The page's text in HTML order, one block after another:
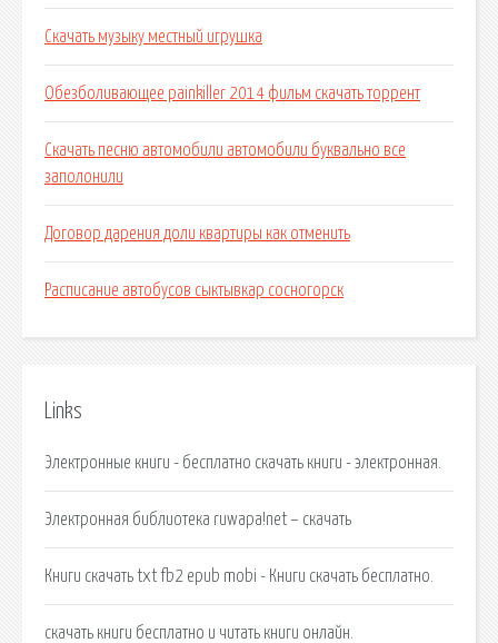
Скачать музыку местный игрушка
Обезболивающее painkiller 2014 фильм скачать торрент
Скачать песню автомобили автомобили буквально все
заполонили
Договор дарения доли квартиры как отменить
Расписание автобусов сыктывкар сосногорск
Links
Электронные книги - бесплатно скачать книги - электронная.
Электронная библиотека ruwapa!net – скачать
Книги скачать txt fb2 epub mobi - Книги скачать бесплатно.
скачать книги бесплатно и читать книги онлайн.